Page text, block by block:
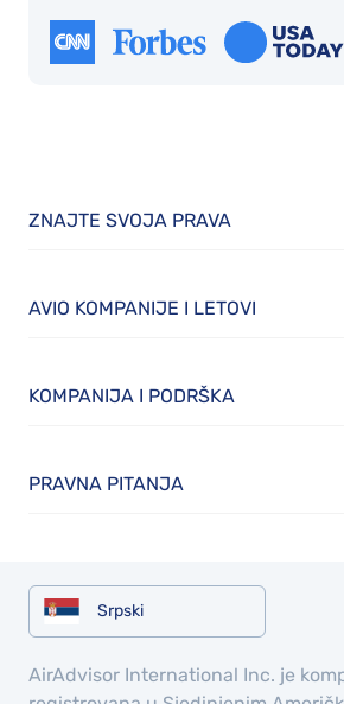
ZNAJTE SVOJA PRAVA
AVIO KOMPANIJE I LETOVI
KOMPANIJA I PODRŠKA
PRAVNA PITANJA
Srpski
AirAdvisor International Inc. je